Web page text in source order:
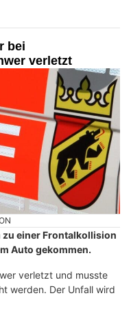
bei
verletzt
zu einer Frontalkollision
Auto gekommen.
verletzt und musste
werden. Der Unfall wird